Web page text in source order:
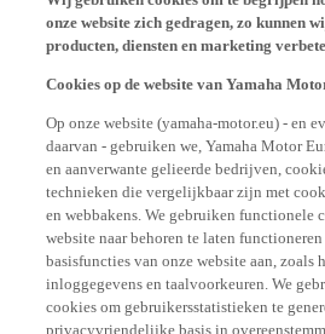
onze website zich gedragen, zo kunnen
producten, diensten en marketing
daarvan - gebruiken we, Yamaha Motor
en aanverwante gelieerde bedrijven,
technieken die vergelijkbaar zijn met
en webbakens. We gebruiken functionele
website naar behoren te laten
basisfuncties van onze website aan, zoals
inloggegevens en taalvoorkeuren. We
cookies om gebruikersstatistieken te
privacyvriendelijke basis in